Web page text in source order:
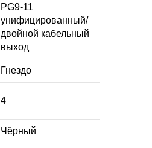
PG9-11
унифицированный/
двойной кабельный
выход
Гнездо
4
Чёрный